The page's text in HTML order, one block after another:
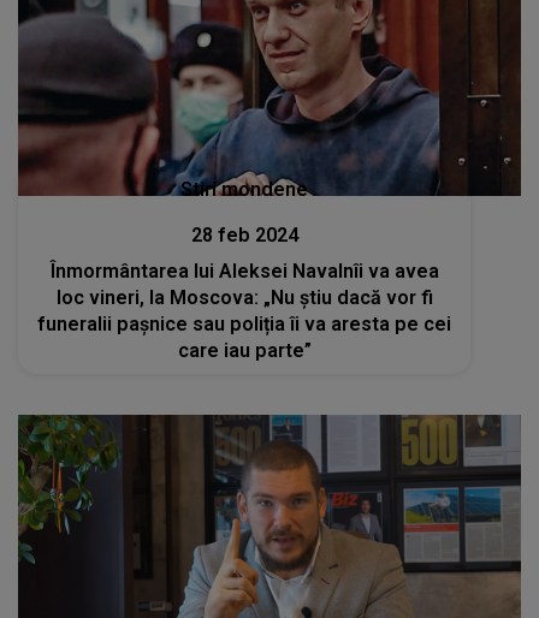
Stiri mondene
28 feb 2024
Înmormântarea lui Aleksei Navalnîi va avea
loc vineri, la Moscova: „Nu știu dacă vor fi
funeralii pașnice sau poliția îi va aresta pe cei
care iau parte”